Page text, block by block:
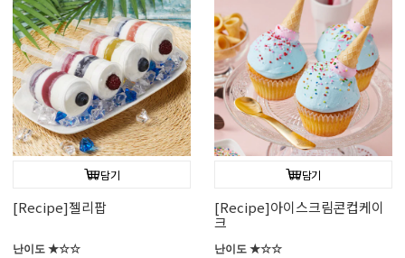
담기
[Recipe]젤리팝
난이도 ★☆☆
담기
[Recipe]아이스크림콘컵케이
크
난이도 ★☆☆